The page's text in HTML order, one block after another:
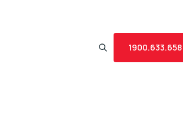
1900.633.658